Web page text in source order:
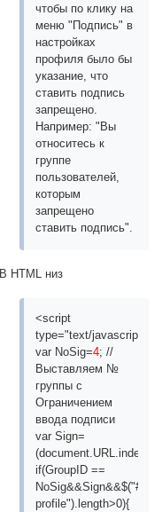
чтобы по клику на
меню "Подпись" в
настройках
профиля было бы
указание, что
ставить подпись
запрещено.
Например: "Вы
относитесь к
группе
пользователей,
которым
запрещено
ставить подпись".
В HTML низ
<script
type="text/javascript">
var NoSig=4; //
Выставляем №
группы с
Ограничением
ввода подписи
var Sign=
if(GroupID ==
profile").length>0){